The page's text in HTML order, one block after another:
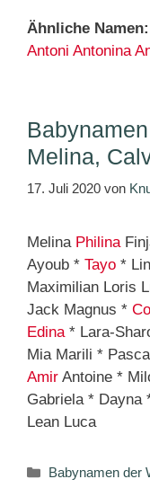
Ähnliche Namen:
Antoni Antonina
Melina,
17. Juli 2020 von
Melina Philina
Ayoub * Tayo *
Maximilian Loris
Jack Magnus *
Edina* Lara-
Mia Marili *
Amir Antoine *
Gabriela * Dayna
Lean Luca
Kategorien
Babynamen der